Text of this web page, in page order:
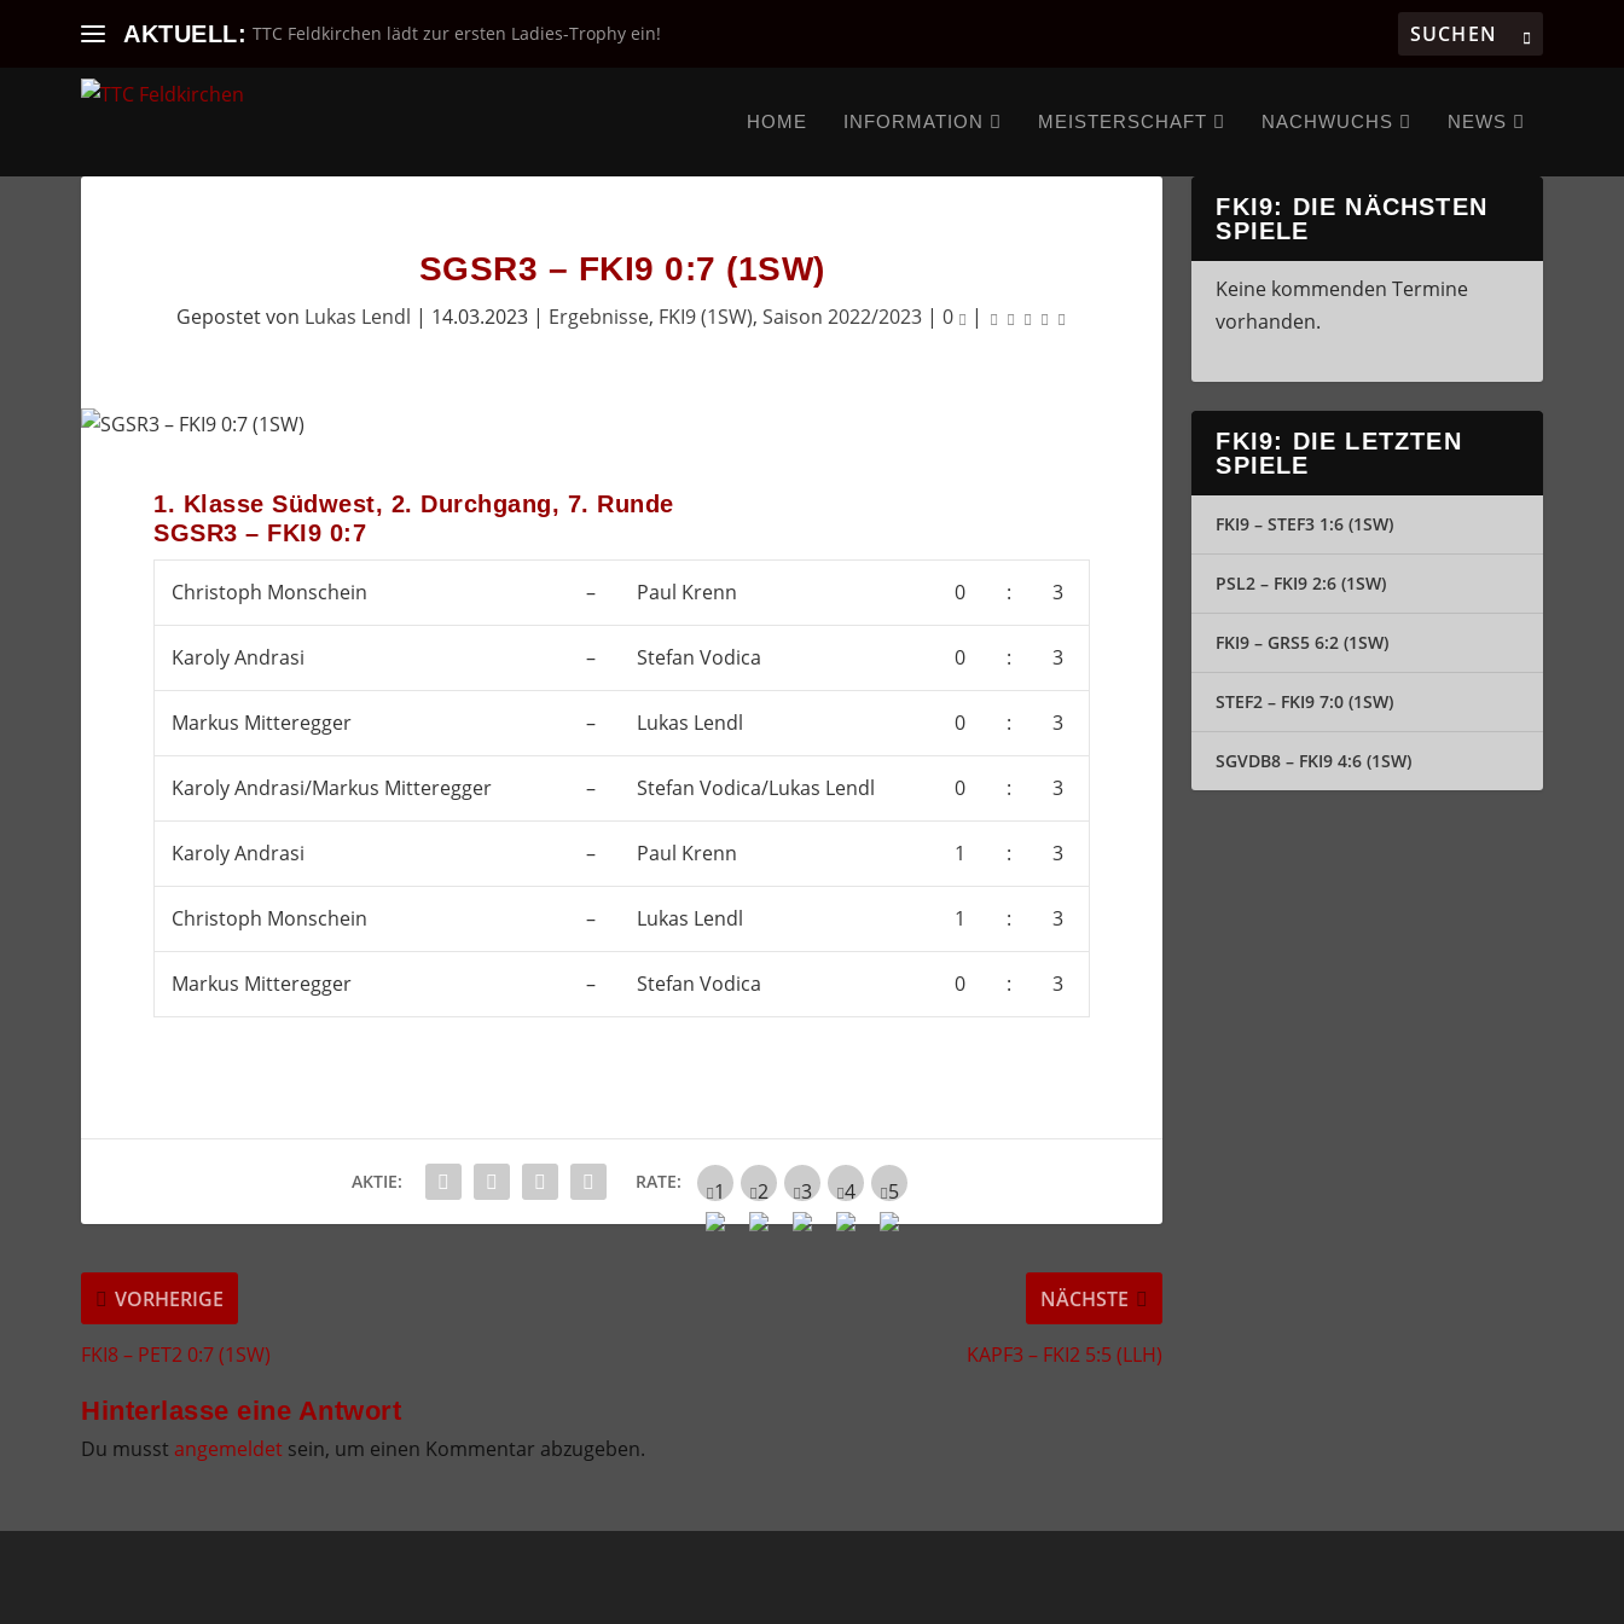
AKTUELL: TTC Feldkirchen lädt zur ersten Ladies-Trophy ein!
HOME INFORMATION MEISTERSCHAFT NACHWUCHS NEWS
SGSR3 – FKI9 0:7 (1SW)
Gepostet von Lukas Lendl | 14.03.2023 | Ergebnisse, FKI9 (1SW),Saison 2022/2023 |0 |
1. Klasse Südwest, 2. Durchgang, 7. Runde
SGSR3 – FKI9 0:7
Christoph Monschein – Paul Krenn 0 : 3
Karoly Andrasi – Stefan Vodica 0 : 3
Markus Mitteregger – Lukas Lendl 0 : 3
Karoly Andrasi/Markus Mitteregger – Stefan Vodica/Lukas Lendl 0 : 3
Karoly Andrasi – Paul Krenn 1 : 3
Christoph Monschein – Lukas Lendl 1 : 3
Markus Mitteregger – Stefan Vodica 0 : 3
AKTIE: RATE:
VORHERIGE
FKI8 – PET2 0:7 (1SW)
NÄCHSTE
KAPF3 – FKI2 5:5 (LLH)
Hinterlasse eine Antwort
Du musst angemeldet sein, um einen Kommentar abzugeben.
FKI9: DIE NÄCHSTEN
SPIELE
Keine kommenden Termine
vorhanden.
FKI9: DIE LETZTEN
SPIELE
FKI9 – STEF3 1:6 (1SW)
PSL2 – FKI9 2:6 (1SW)
FKI9 – GRS5 6:2 (1SW)
STEF2 – FKI9 7:0 (1SW)
SGVDB8 – FKI9 4:6 (1SW)